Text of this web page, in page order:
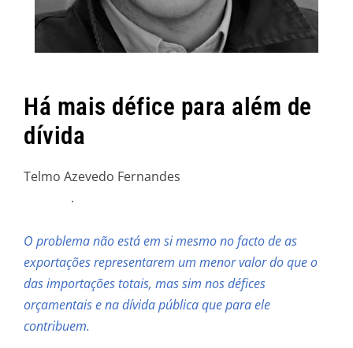
Há mais défice para além de
dívida
Telmo Azevedo Fernandes
.
O problema não está em si mesmo no facto de as
exportações representarem um menor valor do que o
das importações totais, mas sim nos défices
orçamentais e na dívida pública que para ele
contribuem.